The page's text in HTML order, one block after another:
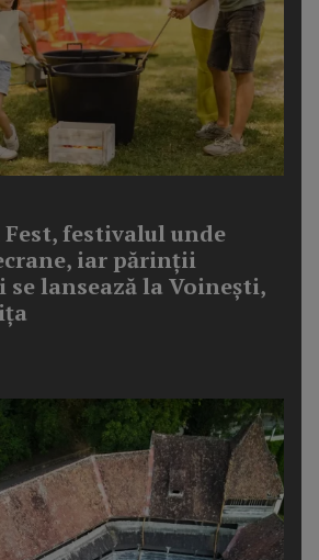
festivalul unde
iar părinții
lansează la Voinești,